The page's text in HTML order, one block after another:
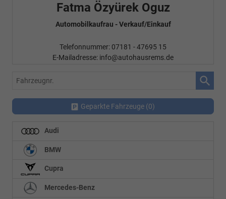
Fatma Özyürek Oguz
Automobilkaufrau -Verkauf/Einkauf
Telefonnummer: 07181 - 47695 15
E-Mailadresse: info@autohausrems.de
Fahrzeugnr.
Geparkte Fahrzeuge (0)
Audi
BMW
Cupra
Mercedes-Benz